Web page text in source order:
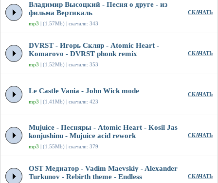
Владимир Высоцкий - Песня о друге - из
фильма Вертикаль
mp3 | (1.57Mb) | скачали: 343
СКАЧАТЬ
DVRST - Игорь Скляр - Atomic Heart -
Komarovo - DVRST phonk remix
mp3 | (1.52Mb) | скачали: 353
СКАЧАТЬ
Le Castle Vania - John Wick mode
mp3 | (1.41Mb) | скачали: 423
СКАЧАТЬ
Mujuice - Песняры - Atomic Heart - Kosil Jas
konjushinu - Mujuice acid rework
mp3 | (1.55Mb) | скачали: 379
СКАЧАТЬ
OST Медиатор - Vadim Maevskiy - Alexander
Turkunov - Rebirth theme - Endless
СКАЧАТЬ